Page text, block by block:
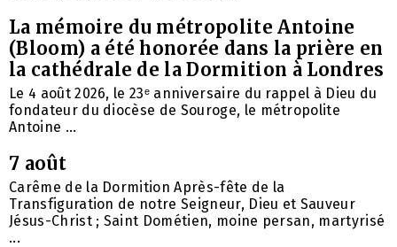
La mémoire du métropolite Antoine
(Bloom) a été honorée dans la prière en
la cathédrale de la Dormition à Londres
Le 4 août 2026, le 23ᵉ anniversaire du rappel à Dieu du
fondateur du diocèse de Souroge, le métropolite
Antoine ...
7 août
Carême de la Dormition Après-fête de la
Transfiguration de notre Seigneur, Dieu et Sauveur
Jésus-Christ ; Saint Dométien, moine persan, martyrisé
...